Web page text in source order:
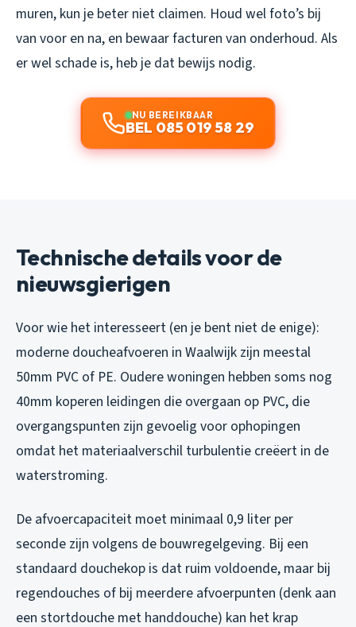
muren, kun je beter niet claimen. Houd wel foto’s bij
van voor en na, en bewaar facturen van onderhoud. Als
er wel schade is, heb je dat bewijs nodig.
NU BEREIKBAAR
BEL 085 019 58 29
Technische details voor de
nieuwsgierigen
Voor wie het interesseert (en je bent niet de enige):
moderne doucheafvoeren in Waalwijk zijn meestal
50mm PVC of PE. Oudere woningen hebben soms nog
40mm koperen leidingen die overgaan op PVC, die
overgangspunten zijn gevoelig voor ophopingen
omdat het materiaalverschil turbulentie creëert in de
waterstroming.
De afvoercapaciteit moet minimaal 0,9 liter per
seconde zijn volgens de bouwregelgeving. Bij een
standaard douchekop is dat ruim voldoende, maar bij
regendouches of bij meerdere afvoerpunten (denk aan
een stortdouche met handdouche) kan het krap